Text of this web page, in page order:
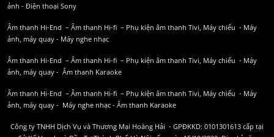
ảnh - Điện thoại Sony
Âm thanh Hi-End – Âm thanh Hi-fi – Phụ kiện âm thanh Tivi, Máy chiếu - Máy
ảnh, máy quay - Máy nghe nhạc
Âm thanh Hi-End – Âm thanh Hi-fi – Phụ kiện âm thanh Tivi, Máy chiếu - Máy
ảnh, máy quay - Âm thanh Karaoke
Âm thanh Hi-End – Âm thanh Hi-fi – Phụ kiện âm thanh Tivi, Máy chiếu - Máy
ảnh, máy quay - Máy nghe nhạc - Âm thanh Karaoke
Công ty TNHH Dịch Vụ và Thương Mại Hoàng Hải - GPĐKKD: 0101301613 cấp tại